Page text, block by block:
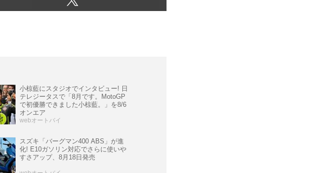
小椋藍にスタジオでインタビュー! 日
テレジータスで「8月です。MotoGP
で初優勝できました小椋藍。」を8/6
オンエア
webオートバイ
スズキ「バーグマン400 ABS」が進
化! E10ガソリン対応でさらに使いや
すさアップ、8月18日発売